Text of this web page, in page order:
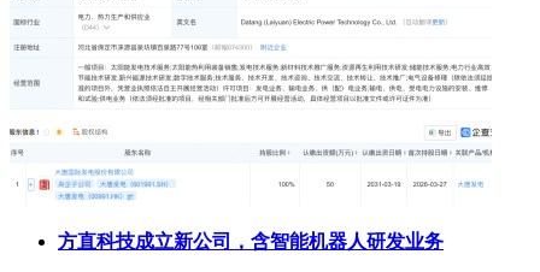
方直科技成立新公司，含智能机器人研发业务